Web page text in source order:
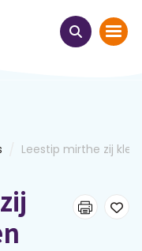
Leestip mirthe zij